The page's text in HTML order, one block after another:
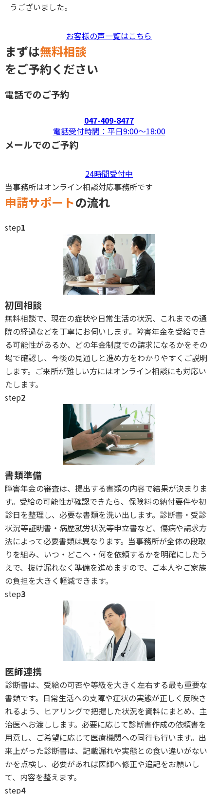
うございました。
お客様の声一覧はこちら
まずは無料相談
をご予約ください
電話でのご予約
047-409-8477
電話受付時間：平日9:00〜18:00
メールでのご予約
24時間受付中
当事務所はオンライン相談対応事務所です
申請サポートの流れ
step1
初回相談
無料相談で、現在の症状や日常生活の状況、これまでの通
院の経過などを丁寧にお伺いします。障害年金を受給でき
る可能性があるか、どの年金制度での請求になるかをその
場で確認し、今後の見通しと進め方をわかりやすくご説明
します。ご来所が難しい方にはオンライン相談にも対応い
たします。
step2
書類準備
障害年金の審査は、提出する書類の内容で結果が決まりま
す。受給の可能性が確認できたら、保険料の納付要件や初
診日を整理し、必要な書類を洗い出します。診断書・受診
状況等証明書・病歴就労状況等申立書など、傷病や請求方
法によって必要書類は異なります。当事務所が全体の段取
りを組み、いつ・どこへ・何を依頼するかを明確にしたう
えで、抜け漏れなく準備を進めますので、ご本人やご家族
の負担を大きく軽減できます。
step3
医師連携
診断書は、受給の可否や等級を大きく左右する最も重要な
書類です。日常生活への支障や症状の実態が正しく反映さ
れるよう、ヒアリングで把握した状況を資料にまとめ、主
治医へお渡しします。必要に応じて診断書作成の依頼書を
用意し、ご希望に応じて医療機関への同行も行います。出
来上がった診断書は、記載漏れや実態との食い違いがない
かを点検し、必要があれば医師へ修正や追記をお願いし
て、内容を整えます。
step4